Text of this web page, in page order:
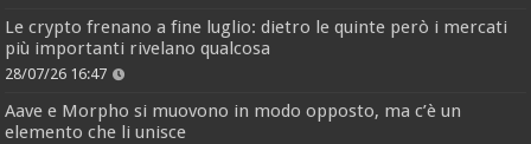
Le crypto frenano a fine luglio: dietro le quinte però i mercati
più importanti rivelano qualcosa
28/07/26 16:47
Aave e Morpho si muovono in modo opposto, ma c’è un
elemento che li unisce